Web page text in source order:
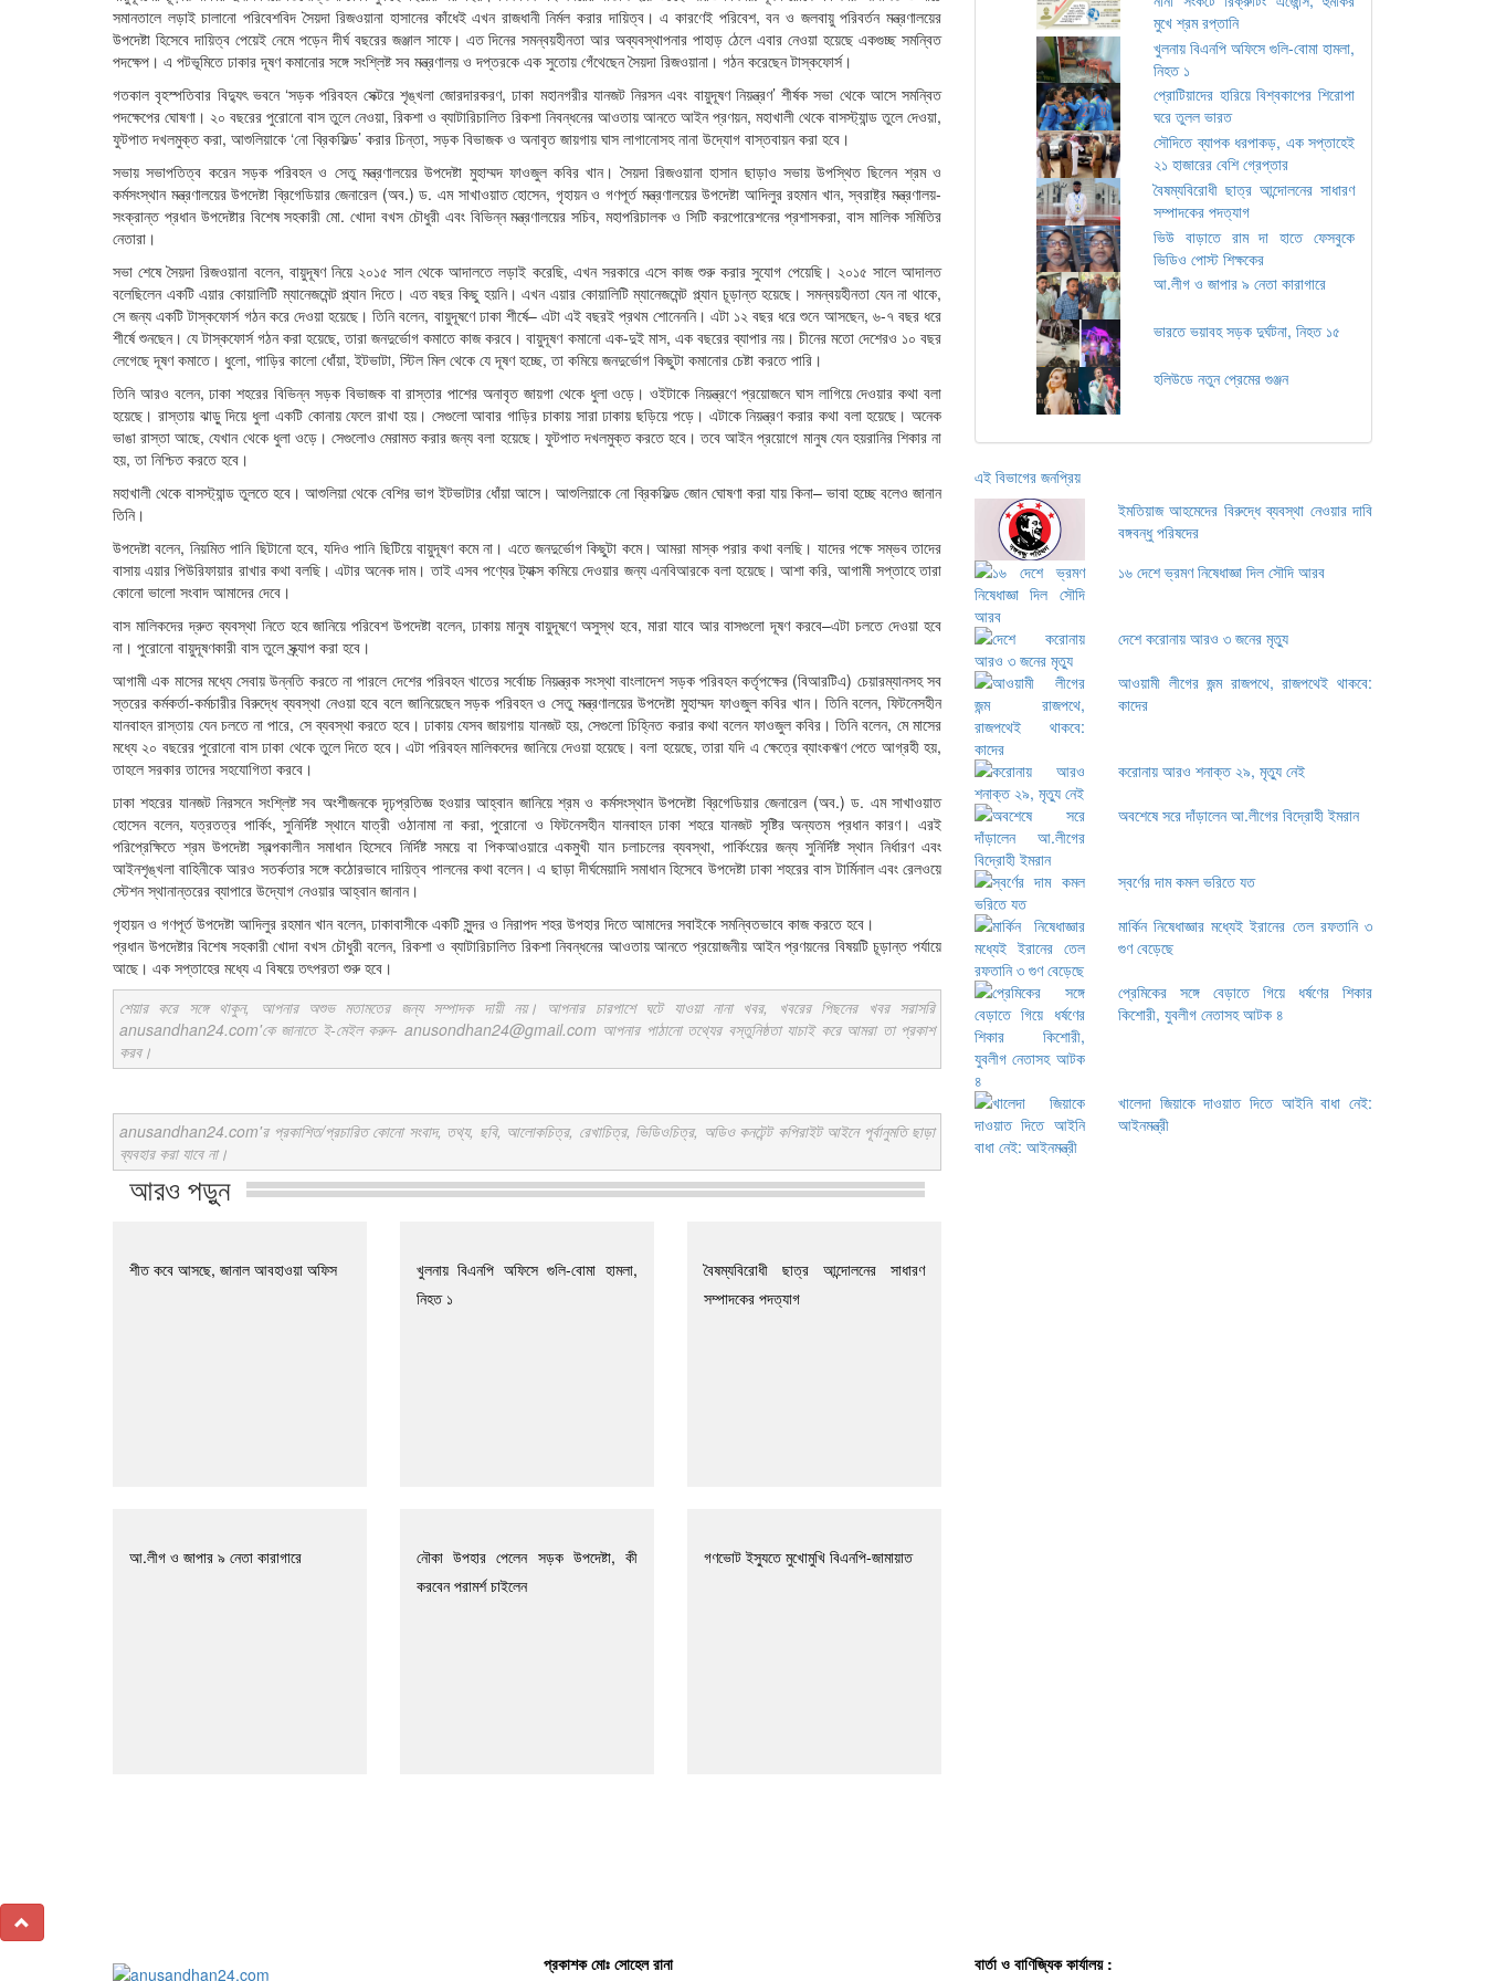
সমানতালে লড়াই চালানো পরিবেশবিদ সৈয়দা রিজওয়ানা হাসানের কাঁধেই এখন রাজধানী নির্মল করার দায়িত্ব। এ কারণেই পরিবেশ, বন ও জলবায়ু পরিবর্তন মন্ত্রণালয়ের
উপদেষ্টা হিসেবে দায়িত্ব পেয়েই নেমে পড়েন দীর্ঘ বছরের জঞ্জাল সাফে। এত দিনের সমন্বয়হীনতা আর অব্যবস্থাপনার পাহাড় ঠেলে এবার নেওয়া হয়েছে একগুচ্ছ সমন্বিত
পদক্ষেপ। এ পটভূমিতে ঢাকার দূষণ কমানোর সঙ্গে সংশ্লিষ্ট সব মন্ত্রণালয় ও দপ্তরকে এক সুতোয় গেঁথেছেন সৈয়দা রিজওয়ানা। গঠন করেছেন টাস্কফোর্স।
গতকাল বৃহস্পতিবার বিদ্যুৎ ভবনে ‘সড়ক পরিবহন সেক্টরে শৃঙ্খলা জোরদারকরণ, ঢাকা মহানগরীর যানজট নিরসন এবং বায়ুদূষণ নিয়ন্ত্রণ’ শীর্ষক সভা থেকে আসে সমন্বিত
পদক্ষেপের ঘোষণা। ২০ বছরের পুরোনো বাস তুলে নেওয়া, রিকশা ও ব্যাটারিচালিত রিকশা নিবন্ধনের আওতায় আনতে আইন প্রণয়ন, মহাখালী থেকে বাসস্ট্যান্ড তুলে দেওয়া,
ফুটপাত দখলমুক্ত করা, আশুলিয়াকে ‘নো ব্রিকফিল্ড’ করার চিন্তা, সড়ক বিভাজক ও অনাবৃত জায়গায় ঘাস লাগানোসহ নানা উদ্যোগ বাস্তবায়ন করা হবে।
সভায় সভাপতিত্ব করেন সড়ক পরিবহন ও সেতু মন্ত্রণালয়ের উপদেষ্টা মুহাম্মদ ফাওজুল কবির খান। সৈয়দা রিজওয়ানা হাসান ছাড়াও সভায় উপস্থিত ছিলেন শ্রম ও
কর্মসংস্থান মন্ত্রণালয়ের উপদেষ্টা ব্রিগেডিয়ার জেনারেল (অব.) ড. এম সাখাওয়াত হোসেন, গৃহায়ন ও গণপূর্ত মন্ত্রণালয়ের উপদেষ্টা আদিলুর রহমান খান, স্বরাষ্ট্র মন্ত্রণালয়-
সংক্রান্ত প্রধান উপদেষ্টার বিশেষ সহকারী মো. খোদা বখস চৌধুরী এবং বিভিন্ন মন্ত্রণালয়ের সচিব, মহাপরিচালক ও সিটি করপোরেশনের প্রশাসকরা, বাস মালিক সমিতির
নেতারা।
সভা শেষে সৈয়দা রিজওয়ানা বলেন, বায়ুদূষণ নিয়ে ২০১৫ সাল থেকে আদালতে লড়াই করেছি, এখন সরকারে এসে কাজ শুরু করার সুযোগ পেয়েছি। ২০১৫ সালে আদালত
বলেছিলেন একটি এয়ার কোয়ালিটি ম্যানেজমেন্ট প্ল্যান দিতে। এত বছর কিছু হয়নি। এখন এয়ার কোয়ালিটি ম্যানেজমেন্ট প্ল্যান চূড়ান্ত হয়েছে। সমন্বয়হীনতা যেন না থাকে,
সে জন্য একটি টাস্কফোর্স গঠন করে দেওয়া হয়েছে। তিনি বলেন, বায়ুদূষণে ঢাকা শীর্ষে– এটা এই বছরই প্রথম শোনেননি। এটা ১২ বছর ধরে শুনে আসছেন, ৬-৭ বছর ধরে
শীর্ষে শুনছেন। যে টাস্কফোর্স গঠন করা হয়েছে, তারা জনদুর্ভোগ কমাতে কাজ করবে। বায়ুদূষণ কমানো এক-দুই মাস, এক বছরের ব্যাপার নয়। চীনের মতো দেশেরও ১০ বছর
লেগেছে দূষণ কমাতে। ধুলো, গাড়ির কালো ধোঁয়া, ইটভাটা, স্টিল মিল থেকে যে দূষণ হচ্ছে, তা কমিয়ে জনদুর্ভোগ কিছুটা কমানোর চেষ্টা করতে পারি।
তিনি আরও বলেন, ঢাকা শহরের বিভিন্ন সড়ক বিভাজক বা রাস্তার পাশের অনাবৃত জায়গা থেকে ধুলা ওড়ে। ওইটাকে নিয়ন্ত্রণে প্রয়োজনে ঘাস লাগিয়ে দেওয়ার কথা বলা
হয়েছে। রাস্তায় ঝাড়ু দিয়ে ধুলা একটি কোনায় ফেলে রাখা হয়। সেগুলো আবার গাড়ির চাকায় সারা ঢাকায় ছড়িয়ে পড়ে। এটাকে নিয়ন্ত্রণ করার কথা বলা হয়েছে। অনেক
ভাঙা রাস্তা আছে, যেখান থেকে ধুলা ওড়ে। সেগুলোও মেরামত করার জন্য বলা হয়েছে। ফুটপাত দখলমুক্ত করতে হবে। তবে আইন প্রয়োগে মানুষ যেন হয়রানির শিকার না
হয়, তা নিশ্চিত করতে হবে।
মহাখালী থেকে বাসস্ট্যান্ড তুলতে হবে। আশুলিয়া থেকে বেশির ভাগ ইটভাটার ধোঁয়া আসে। আশুলিয়াকে নো ব্রিকফিল্ড জোন ঘোষণা করা যায় কিনা– ভাবা হচ্ছে বলেও জানান
তিনি।
উপদেষ্টা বলেন, নিয়মিত পানি ছিটানো হবে, যদিও পানি ছিটিয়ে বায়ুদূষণ কমে না। এতে জনদুর্ভোগ কিছুটা কমে। আমরা মাস্ক পরার কথা বলছি। যাদের পক্ষে সম্ভব তাদের
বাসায় এয়ার পিউরিফায়ার রাখার কথা বলছি। এটার অনেক দাম। তাই এসব পণ্যের ট্যাক্স কমিয়ে দেওয়ার জন্য এনবিআরকে বলা হয়েছে। আশা করি, আগামী সপ্তাহে তারা
কোনো ভালো সংবাদ আমাদের দেবে।
বাস মালিকদের দ্রুত ব্যবস্থা নিতে হবে জানিয়ে পরিবেশ উপদেষ্টা বলেন, ঢাকায় মানুষ বায়ুদূষণে অসুস্থ হবে, মারা যাবে আর বাসগুলো দূষণ করবে–এটা চলতে দেওয়া হবে
না। পুরোনো বায়ুদূষণকারী বাস তুলে স্ক্র্যাপ করা হবে।
আগামী এক মাসের মধ্যে সেবায় উন্নতি করতে না পারলে দেশের পরিবহন খাতের সর্বোচ্চ নিয়ন্ত্রক সংস্থা বাংলাদেশ সড়ক পরিবহন কর্তৃপক্ষের (বিআরটিএ) চেয়ারম্যানসহ সব
স্তরের কর্মকর্তা-কর্মচারীর বিরুদ্ধে ব্যবস্থা নেওয়া হবে বলে জানিয়েছেন সড়ক পরিবহন ও সেতু মন্ত্রণালয়ের উপদেষ্টা মুহাম্মদ ফাওজুল কবির খান। তিনি বলেন, ফিটনেসহীন
যানবাহন রাস্তায় যেন চলতে না পারে, সে ব্যবস্থা করতে হবে। ঢাকায় যেসব জায়গায় যানজট হয়, সেগুলো চিহ্নিত করার কথা বলেন ফাওজুল কবির। তিনি বলেন, মে মাসের
মধ্যে ২০ বছরের পুরোনো বাস ঢাকা থেকে তুলে দিতে হবে। এটা পরিবহন মালিকদের জানিয়ে দেওয়া হয়েছে। বলা হয়েছে, তারা যদি এ ক্ষেত্রে ব্যাংকঋণ পেতে আগ্রহী হয়,
তাহলে সরকার তাদের সহযোগিতা করবে।
ঢাকা শহরের যানজট নিরসনে সংশ্লিষ্ট সব অংশীজনকে দৃঢ়প্রতিজ্ঞ হওয়ার আহ্বান জানিয়ে শ্রম ও কর্মসংস্থান উপদেষ্টা ব্রিগেডিয়ার জেনারেল (অব.) ড. এম সাখাওয়াত
হোসেন বলেন, যত্রতত্র পার্কিং, সুনির্দিষ্ট স্থানে যাত্রী ওঠানামা না করা, পুরোনো ও ফিটনেসহীন যানবাহন ঢাকা শহরে যানজট সৃষ্টির অন্যতম প্রধান কারণ। এরই
পরিপ্রেক্ষিতে শ্রম উপদেষ্টা স্বল্পকালীন সমাধান হিসেবে নির্দিষ্ট সময়ে বা পিকআওয়ারে একমুখী যান চলাচলের ব্যবস্থা, পার্কিংয়ের জন্য সুনির্দিষ্ট স্থান নির্ধারণ এবং
আইনশৃঙ্খলা বাহিনীকে আরও সতর্কতার সঙ্গে কঠোরভাবে দায়িত্ব পালনের কথা বলেন। এ ছাড়া দীর্ঘমেয়াদি সমাধান হিসেবে উপদেষ্টা ঢাকা শহরের বাস টার্মিনাল এবং রেলওয়ে
স্টেশন স্থানান্তরের ব্যাপারে উদ্যোগ নেওয়ার আহ্বান জানান।
গৃহায়ন ও গণপূর্ত উপদেষ্টা আদিলুর রহমান খান বলেন, ঢাকাবাসীকে একটি সুন্দর ও নিরাপদ শহর উপহার দিতে আমাদের সবাইকে সমন্বিতভাবে কাজ করতে হবে।
প্রধান উপদেষ্টার বিশেষ সহকারী খোদা বখস চৌধুরী বলেন, রিকশা ও ব্যাটারিচালিত রিকশা নিবন্ধনের আওতায় আনতে প্রয়োজনীয় আইন প্রণয়নের বিষয়টি চূড়ান্ত পর্যায়ে
আছে। এক সপ্তাহের মধ্যে এ বিষয়ে তৎপরতা শুরু হবে।
শেয়ার করে সঙ্গে থাকুন, আপনার অশুভ মতামতের জন্য সম্পাদক দায়ী নয়। আপনার চারপাশে ঘটে যাওয়া নানা খবর, খবরের পিছনের খবর সরাসরি
anusandhan24.com'কে জানাতে ই-মেইল করুন- anusondhan24@gmail.com আপনার পাঠানো তথ্যের বস্তুনিষ্ঠতা যাচাই করে আমরা তা প্রকাশ
করব।
anusandhan24.com'র প্রকাশিত/প্রচারিত কোনো সংবাদ, তথ্য, ছবি, আলোকচিত্র, রেখাচিত্র, ভিডিওচিত্র, অডিও কনটেন্ট কপিরাইট আইনে পূর্বানুমতি ছাড়া
ব্যবহার করা যাবে না।
আরও পড়ুন
শীত কবে আসছে, জানাল আবহাওয়া অফিস
খুলনায় বিএনপি অফিসে গুলি-বোমা হামলা,
নিহত ১
বৈষম্যবিরোধী ছাত্র আন্দোলনের সাধারণ
সম্পাদকের পদত্যাগ
আ.লীগ ও জাপার ৯ নেতা কারাগারে
নৌকা উপহার পেলেন সড়ক উপদেষ্টা, কী
করবেন পরামর্শ চাইলেন
গণভোট ইস্যুতে মুখোমুখি বিএনপি-জামায়াত
মুখে শ্রম রপ্তানি
খুলনায় বিএনপি অফিসে গুলি-বোমা হামলা,
নিহত ১
প্রোটিয়াদের হারিয়ে বিশ্বকাপের শিরোপা
ঘরে তুলল ভারত
সৌদিতে ব্যাপক ধরপাকড়, এক সপ্তাহেই
২১ হাজারের বেশি গ্রেপ্তার
বৈষম্যবিরোধী ছাত্র আন্দোলনের সাধারণ
সম্পাদকের পদত্যাগ
ভিউ বাড়াতে রাম দা হাতে ফেসবুকে
ভিডিও পোস্ট শিক্ষকের
আ.লীগ ও জাপার ৯ নেতা কারাগারে
ভারতে ভয়াবহ সড়ক দুর্ঘটনা, নিহত ১৫
হলিউডে নতুন প্রেমের গুঞ্জন
এই বিভাগের জনপ্রিয়
ইমতিয়াজ আহমেদের বিরুদ্ধে ব্যবস্থা নেওয়ার দাবি
বঙ্গবন্ধু পরিষদের
১৬ দেশে ভ্রমণ নিষেধাজ্ঞা দিল সৌদি আরব
দেশে করোনায় আরও ৩ জনের মৃত্যু
আওয়ামী লীগের জন্ম রাজপথে, রাজপথেই থাকবে:
কাদের
করোনায় আরও শনাক্ত ২৯, মৃত্যু নেই
অবশেষে সরে দাঁড়ালেন আ.লীগের বিদ্রোহী ইমরান
স্বর্ণের দাম কমল ভরিতে যত
মার্কিন নিষেধাজ্ঞার মধ্যেই ইরানের তেল রফতানি ৩
গুণ বেড়েছে
প্রেমিকের সঙ্গে বেড়াতে গিয়ে ধর্ষণের শিকার
কিশোরী, যুবলীগ নেতাসহ আটক ৪
খালেদা জিয়াকে দাওয়াত দিতে আইনি বাধা নেই:
আইনমন্ত্রী
প্রকাশক মোঃ সোহেল রানা বার্তা ও বাণিজ্যিক কার্যালয় :